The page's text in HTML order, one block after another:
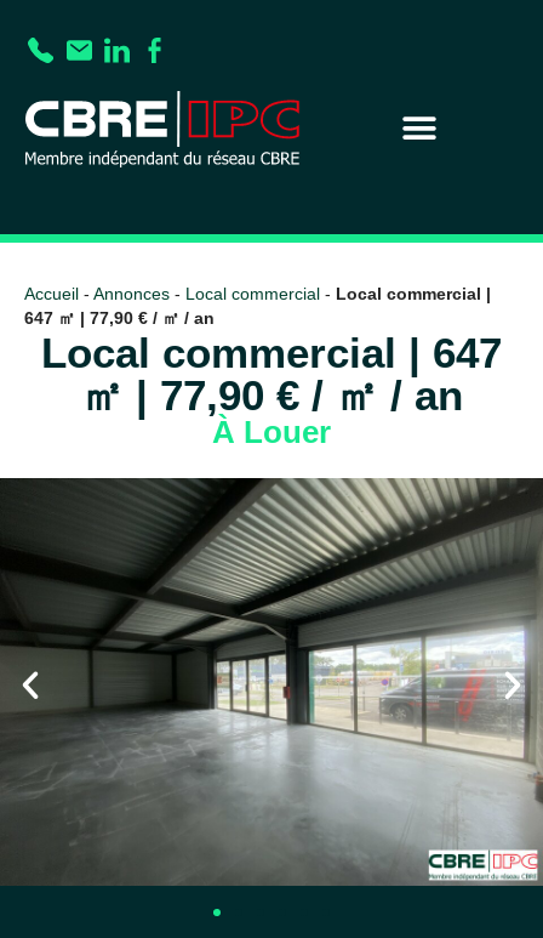
Accueil - Annonces - Local commercial - Local commercial |
647 ㎡ | 77,90 € / ㎡ / an
Local commercial | 647
㎡ | 77,90 € / ㎡ / an
À Louer